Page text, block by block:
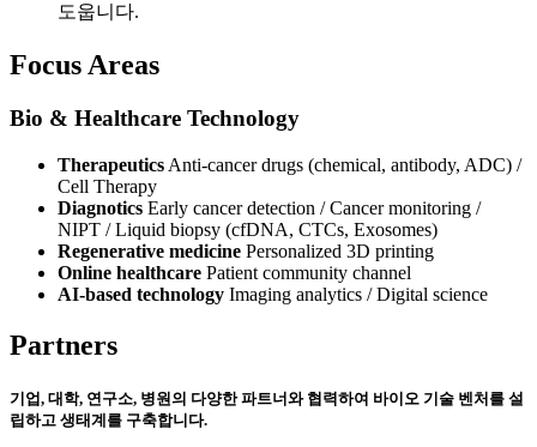
도웁니다.
Focus Areas
Bio & Healthcare Technology
Therapeutics Anti-cancer drugs (chemical, antibody, ADC) /
Cell Therapy
Diagnotics Early cancer detection / Cancer monitoring /
NIPT / Liquid biopsy (cfDNA, CTCs, Exosomes)
Regenerative medicine Personalized 3D printing
Online healthcare Patient community channel
AI-based technology Imaging analytics / Digital science
Partners
기업, 대학, 연구소, 병원의 다양한 파트너와 협력하여 바이오 기술 벤처를 설
립하고 생태계를 구축합니다.